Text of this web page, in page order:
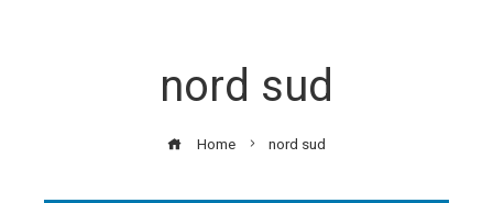
nord sud
Home nord sud